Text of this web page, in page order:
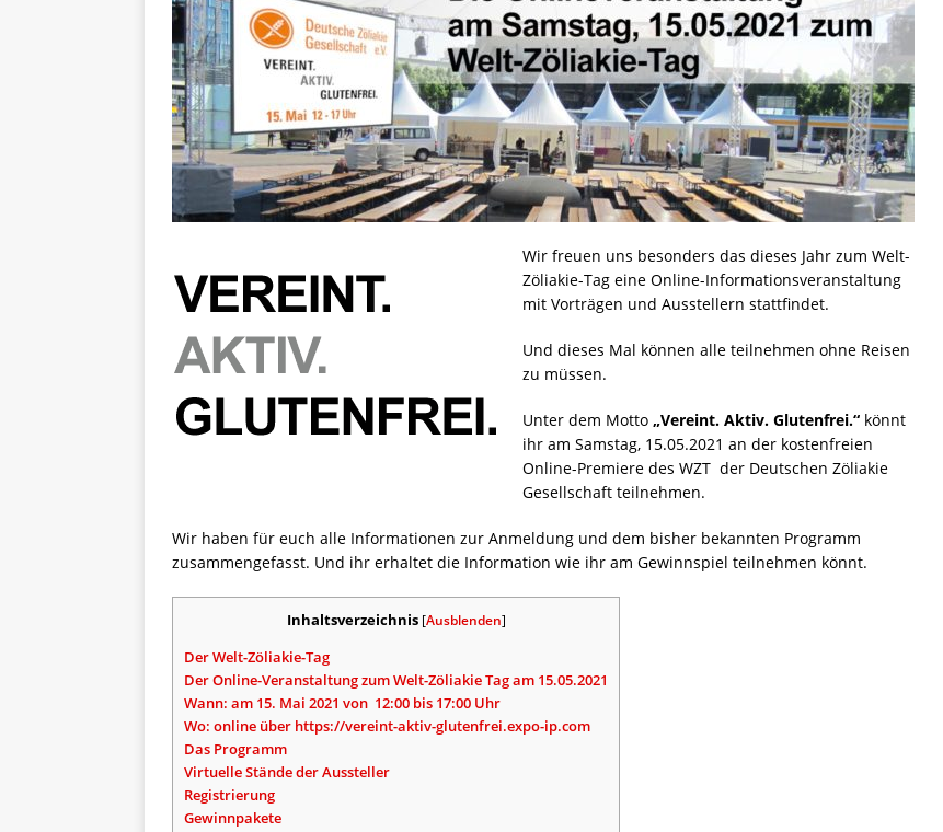
Wir freuen uns besonders das dieses Jahr zum Welt-
Zöliakie-Tag eine Online-Informationsveranstaltung
mit Vorträgen und Ausstellern stattfindet.
Und dieses Mal können alle teilnehmen ohne Reisen
zu müssen.
Unter dem Motto „Vereint. Aktiv. Glutenfrei.“ könnt
ihr am Samstag, 15.05.2021 an der kostenfreien
Online-Premiere des WZT der Deutschen Zöliakie
Gesellschaft teilnehmen.
Wir haben für euch alle Informationen zur Anmeldung und dem bisher bekannten Programm
zusammengefasst. Und ihr erhaltet die Information wie ihr am Gewinnspiel teilnehmen könnt.
Inhaltsverzeichnis [Ausblenden]
Der Welt-Zöliakie-Tag
Der Online-Veranstaltung zum Welt-Zöliakie Tag am 15.05.2021
Wann: am 15. Mai 2021 von 12:00 bis 17:00 Uhr
Wo: online über https://vereint-aktiv-glutenfrei.expo-ip.com
Das Programm
Virtuelle Stände der Aussteller
Registrierung
Gewinnpakete